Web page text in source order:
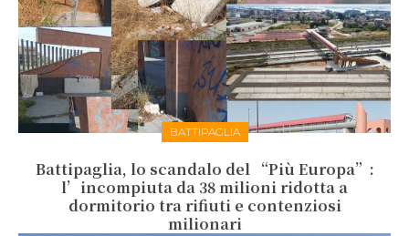
BATTIPAGLIA
Battipaglia, lo scandalo del “Più Europa”:
l’incompiuta da 38 milioni ridotta a
dormitorio tra rifiuti e contenziosi
milionari